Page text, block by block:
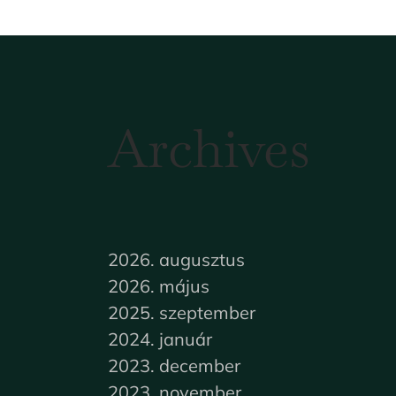
Archives
2026. augusztus
2026. május
2025. szeptember
2024. január
2023. december